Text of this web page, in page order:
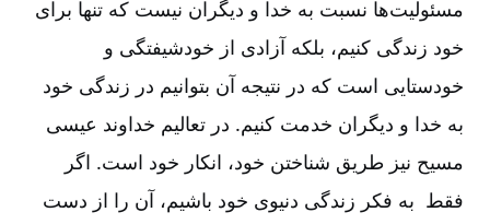
مسئولیتها نسبت به خدا و دیگران نیست که تنها برای
خود زندگی کنیم، بلکه آزادی از خودشیفتگی و
خودستایی است که در نتیجه آن بتوانیم در زندگی خود
به خدا و دیگران خدمت کنیم. در تعالیم خداوند عیسی
مسیح نیز طریق شناختن خود، انکار خود است. اگر
فقط به فکر زندگی دنیوی خود باشیم، آن را از دست